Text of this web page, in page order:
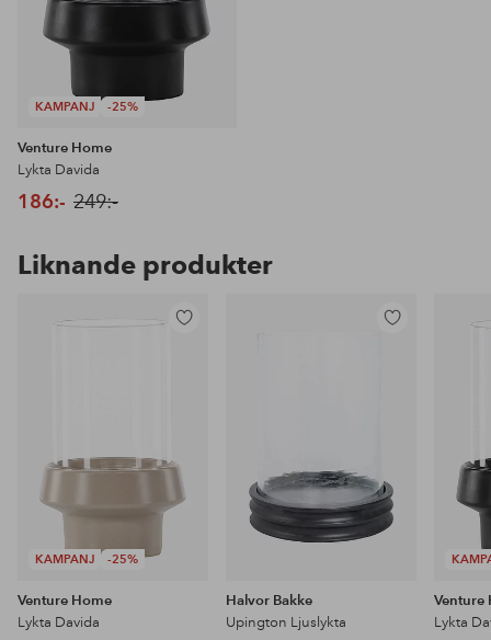
KAMPANJ -25%
Venture Home
Lykta Davida
186:- 249:-
Liknande produkter
KAMPANJ -25%
Venture Home
Lykta Davida
Halvor Bakke
Upington Ljuslykta
Venture
Lykta